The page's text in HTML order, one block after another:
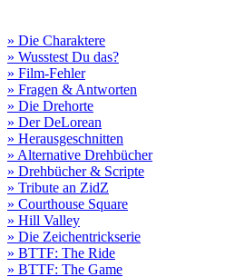
» Die Charaktere
» Wusstest Du das?
» Film-Fehler
» Fragen & Antworten
» Die Drehorte
» Der DeLorean
» Herausgeschnitten
» Alternative Drehbücher
» Drehbücher & Scripte
» Tribute an ZidZ
» Courthouse Square
» Hill Valley
» Die Zeichentrickserie
» BTTF: The Ride
» BTTF: The Game